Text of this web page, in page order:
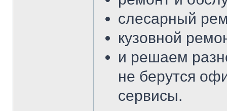
слесарный
кузовной
и решаем
не берутся
сервисы.